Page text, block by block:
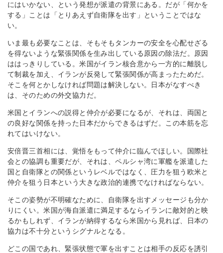
にはいかない、という発想が派遣の背景にある。だが「何かを
する」ことは「とりあえず自衛隊を出す」ということではな
い。
いま最も必要なことは、そもそもタンカーの安全を心配せざる
を得ないような緊張関係を生み出している原因の除法だ。原因
ははっきりしている。米国がイラン核合意から一方的に離脱し
て制裁を加え、イランが反発して緊張関係が高まったためだ。
そこを何とかしなければ問題は解決しない。日本がなすべき
は、そのための外交協力だ。
米国とイランへの説得と仲介が必要になるが、それは、両国と
の良好な関係を持った日本だからできるはずだ。この本筋を忘
れてはいけない。
安倍晋三首相には、覚悟をもって仲介に臨んでほしい。国際社
会との協調も重要だが、それは、ペルシャ湾に軍艦を派遣した
国と自衛隊との関係というレベルではなく、圧力を狙う欧米と
仲介を狙う日本という大きな政治的連携でなければならない。
そこの姿勢が不明確なために、自衛隊を出すメッセージも分か
りにくい。米国が海自派遣に満足するならイランに敵対的と映
るかもしれず、イランが納得するなら米国から見れば、日本の
協力は不十分というシグナルとなる。
どこの国であれ、緊張状態で軍を出すことは相手の反応を誘引